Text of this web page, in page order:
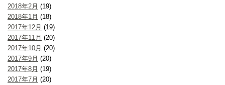
2018年2月 (19)
2018年1月 (18)
2017年12月 (19)
2017年11月 (20)
2017年10月 (20)
2017年9月 (20)
2017年8月 (19)
2017年7月 (20)